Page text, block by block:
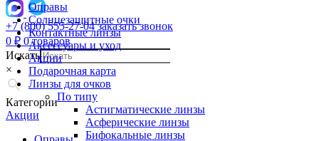
+7 (800) 555-27-04 заказать звонок
0 ₽ 0 товаров
Искать
×
Категории
Акции
Оправы
Солнцезащитные очки
Контактные линзы
Аксессуары и уход
Акции
Подарочная карта
Линзы для очков
По типу
Астигматические линзы
Асферические линзы
Бифокальные линзы